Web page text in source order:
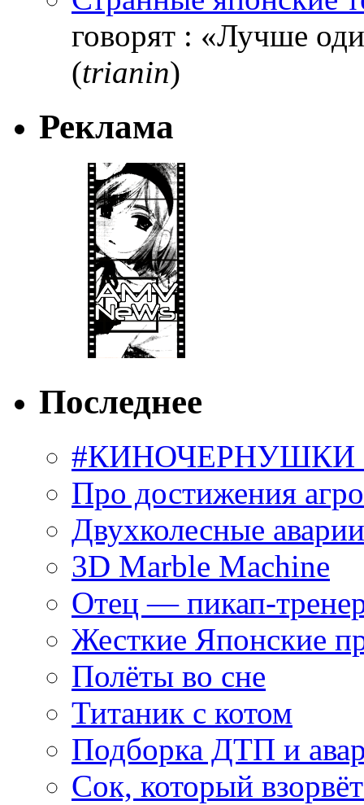
говорят : «Лучше
(trianin)
Реклама
Последнее
#КИНОЧЕРНУШКИ
Про достижения
Двухколесные
3D Marble Machine
Отец — пикап-
Жесткие Японские
Полёты во сне
Титаник с котом
Подборка ДТП и
Сок, который